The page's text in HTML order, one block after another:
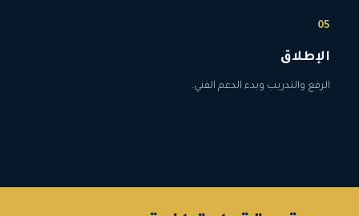
الإطلاق
الرفع والتدريب وبدء الدعم الفني.